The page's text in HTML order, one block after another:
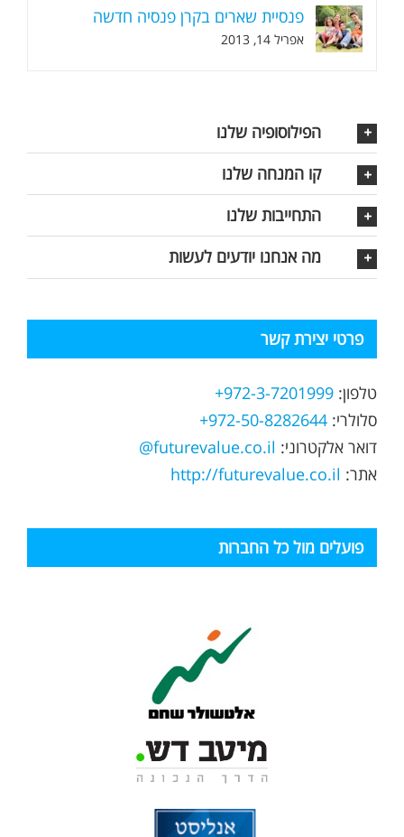
פנסיית שארים בקרן פנסיה חדשה
אפריל 14, 2013
הפילוסופיה שלנו
קו המנחה שלנו
התחייבות שלנו
מה אנחנו יודעים לעשות
פרטי יצירת קשר
טלפון: 972-3-7201999+
סלולרי: 972-50-8282644+
דואר אלקטרוני: futurevalue.co.il@
אתר: http://futurevalue.co.il
פועלים מול כל החברות